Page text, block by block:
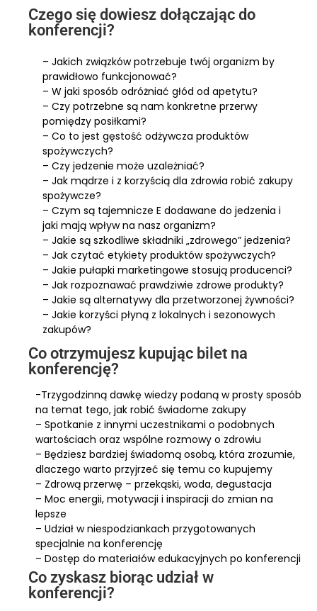
Czego się dowiesz dołączając do
konferencji?
– Jakich związków potrzebuje twój organizm by
prawidłowo funkcjonować?
– W jaki sposób odróżniać głód od apetytu?
– Czy potrzebne są nam konkretne przerwy
pomiędzy posiłkami?
– Co to jest gęstość odżywcza produktów
spożywczych?
– Czy jedzenie może uzależniać?
– Jak mądrze i z korzyścią dla zdrowia robić zakupy
spożywcze?
– Czym są tajemnicze E dodawane do jedzenia i
jaki mają wpływ na nasz organizm?
– Jakie są szkodliwe składniki „zdrowego” jedzenia?
– Jak czytać etykiety produktów spożywczych?
– Jakie pułapki marketingowe stosują producenci?
– Jak rozpoznawać prawdziwie zdrowe produkty?
– Jakie są alternatywy dla przetworzonej żywności?
– Jakie korzyści płyną z lokalnych i sezonowych
zakupów?
Co otrzymujesz kupując bilet na
konferencję?
-Trzygodzinną dawkę wiedzy podaną w prosty sposób
na temat tego, jak robić świadome zakupy
– Spotkanie z innymi uczestnikami o podobnych
wartościach oraz wspólne rozmowy o zdrowiu
– Będziesz bardziej świadomą osobą, która zrozumie,
dlaczego warto przyjrzeć się temu co kupujemy
– Zdrową przerwę – przekąski, woda, degustacja
– Moc energii, motywacji i inspiracji do zmian na
lepsze
– Udział w niespodziankach przygotowanych
specjalnie na konferencję
– Dostęp do materiałów edukacyjnych po konferencji
Co zyskasz biorąc udział w
konferencji?